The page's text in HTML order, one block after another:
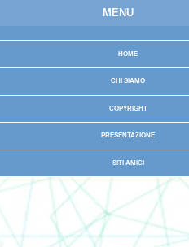
MENU
HOME
CHI SIAMO
COPYRIGHT
PRESENTAZIONE
SITI AMICI